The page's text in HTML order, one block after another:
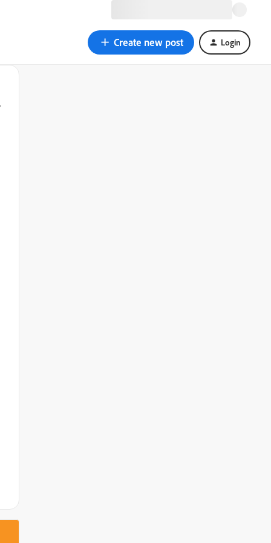
Create new post Login